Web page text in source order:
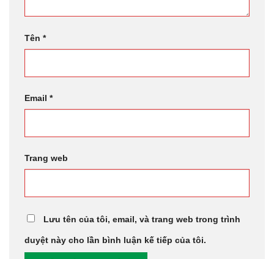
Tên *
Email *
Trang web
Lưu tên của tôi, email, và trang web trong trình
duyệt này cho lần bình luận kế tiếp của tôi.